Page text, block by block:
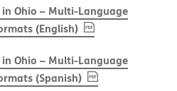
Ohio – Multi-Language
(English), PDF(opens in new
Ohio – Multi-Language
(Spanish), PDF(opens in new